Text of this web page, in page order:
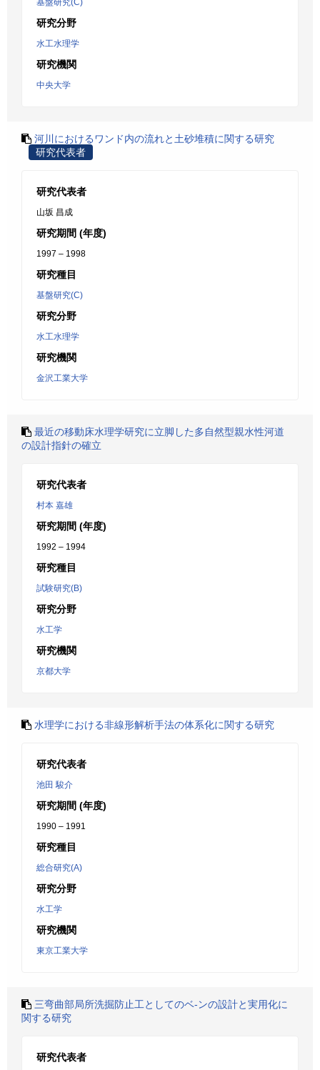
基盤研究(C)
研究分野
水工水理学
研究機関
中央大学
河川におけるワンド内の流れと土砂堆積に関する研究
研究代表者
研究代表者
山坂 昌成
研究期間 (年度)
1997 – 1998
研究種目
基盤研究(C)
研究分野
水工水理学
研究機関
金沢工業大学
最近の移動床水理学研究に立脚した多自然型親水性河道
の設計指針の確立
研究代表者
村本 嘉雄
研究期間 (年度)
1992 – 1994
研究種目
試験研究(B)
研究分野
水工学
研究機関
京都大学
水理学における非線形解析手法の体系化に関する研究
研究代表者
池田 駿介
研究期間 (年度)
1990 – 1991
研究種目
総合研究(A)
研究分野
水工学
研究機関
東京工業大学
三弯曲部局所洗掘防止工としてのベ-ンの設計と実用化に
関する研究
研究代表者